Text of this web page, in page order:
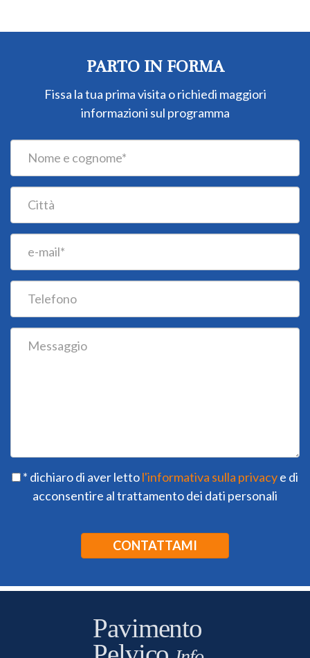
PARTO IN FORMA
Fissa la tua prima visita o richiedi maggiori
informazioni sul programma
* dichiaro di aver lettol'informativa sulla privacye di
acconsentire al trattamento dei dati personali